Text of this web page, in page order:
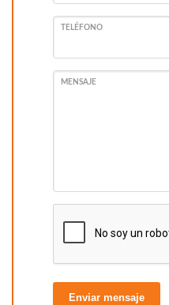
TELÉFONO
MENSAJE
Enviar mensaje